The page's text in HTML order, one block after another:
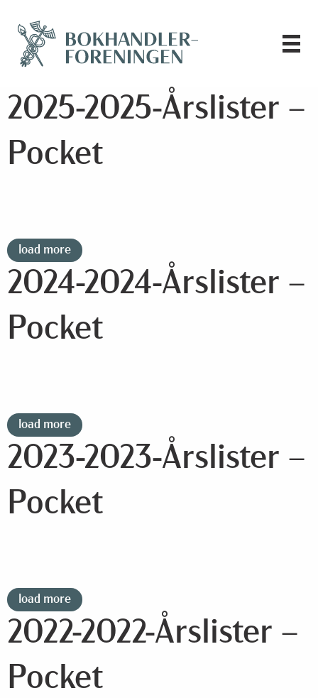
2025-2025-Årslister –
Pocket
load more
2024-2024-Årslister –
Pocket
load more
2023-2023-Årslister –
Pocket
load more
2022-2022-Årslister –
Pocket